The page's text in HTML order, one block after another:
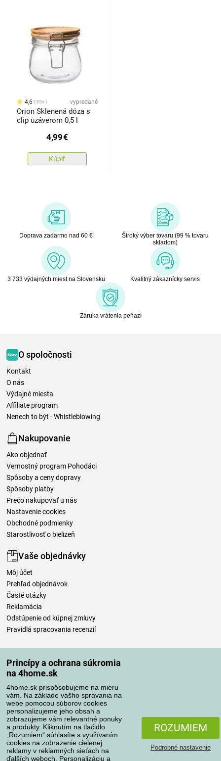
Princípy a ochrana súkromia
na 4home.sk
4home.sk prispôsobujeme na mieru
vám. Na základe vášho správania na
webe pomocou súborov cookies
personalizujeme jeho obsah a
zobrazujeme vám relevantné ponuky
a produkty. Kliknutím na tlačidlo
„Rozumiem“ súhlasíte s využívaním
cookies na zobrazenie cielenej
reklamy v reklamných sieťach na
ďalších weboch. Personalizáciu a
ROZUMIEM
Podrobné nastavenie
4,6 35x vypredané
Orion Sklenená dóza s
clip uzáverom 0,5 l
4,99€
Kúpiť
Doprava zadarmo nad 60 €
Široký výber tovaru (99 % tovaru
skladom)
3 733 výdajných miest na Slovensku Kvalitný zákaznícky servis
Záruka vrátenia peňazí
O spoločnosti
Kontakt
O nás
Výdajné miesta
Affiliate program
Nenech to být - Whistleblowing
Nakupovanie
Ako objednať
Vernostný program Pohodáci
Spôsoby a ceny dopravy
Spôsoby platby
Prečo nakupovať u nás
Nastavenie cookies
Obchodné podmienky
Starostlivosť o bielizeň
Vaše objednávky
Môj účet
Prehľad objednávok
Časté otázky
Reklamácia
Odstúpenie od kúpnej zmluvy
Pravidlá spracovania recenzií
Spôsoby platby
Spoľahlivý obchod